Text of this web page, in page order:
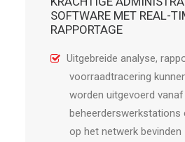
SOFTWARE MET REAL-
RAPPORTAGE
Uitgebreide analyse,
voorraadtracering
worden uitgevoerd vanaf
beheerderswerkstations
op het netwerk bevinden